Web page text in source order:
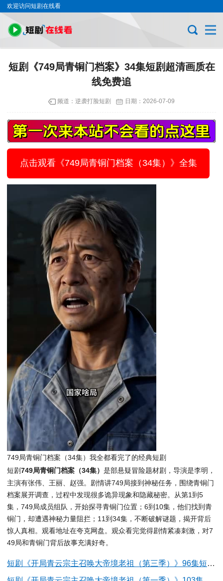
欢迎访问短剧在线看
短剧《749局青铜门档案》34集短剧超清画质在
线免费追
频道： 逆袭打脸短剧 日期： 2026-07-09
点击观看《749局青铜门档案（34集）》全集
749局青铜门档案（34集）我全都看完了的经典短剧
短剧749局青铜门档案（34集） 是部悬疑冒险题材剧，导演是李明，
主演有张伟、王丽、赵强。剧情讲749局接到神秘任务，围绕青铜门
档案展开调查，过程中发现很多诡异现象和隐藏秘密。从第1到5
集，749局成员组队，开始探寻青铜门位置；6到10集，他们找到青
铜门，却遭遇神秘力量阻拦；11到34集，不断破解谜题，揭开背后
惊人真相。观看地址在夸克网盘。观众看完觉得剧情紧凑刺激，对7
49局和青铜门背后故事充满好奇。
短剧《开局青云宗主召唤大帝境老祖（第三季）》96集短剧高清在线免费观看